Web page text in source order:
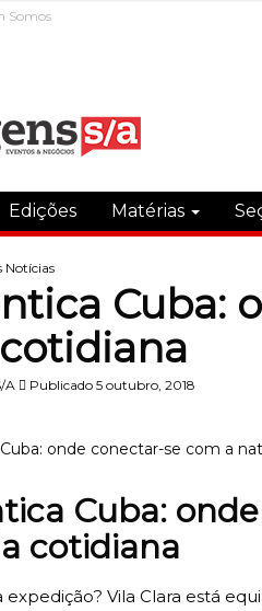
Somos
Edições Matérias
Notícias
Cuba:
A Publicado 5 outubro, 2018
Cuba:
cotidiana
expedição? Vila Clara está